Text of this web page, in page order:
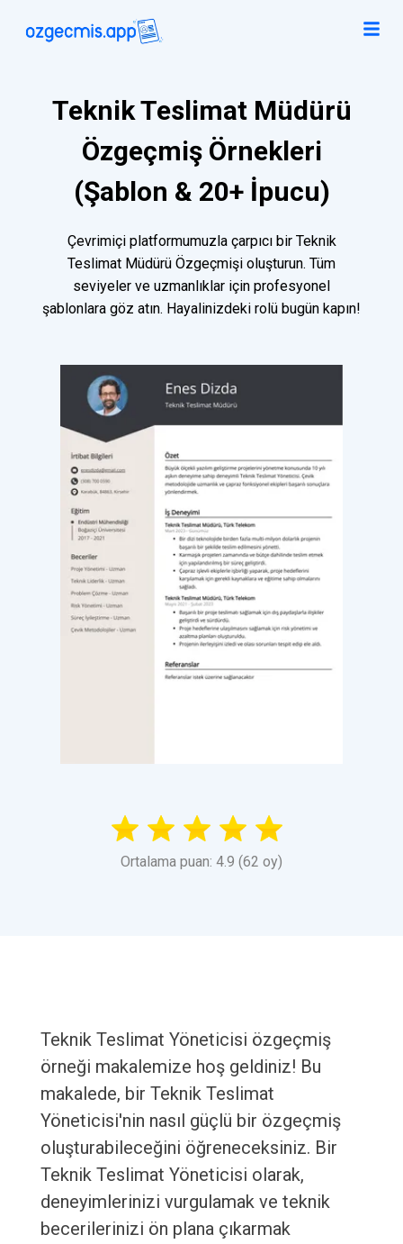
Teknik Teslimat Müdürü
Özgeçmiş Örnekleri
(Şablon & 20+ İpucu)
Çevrimiçi platformumuzla çarpıcı bir Teknik
Teslimat Müdürü Özgeçmişi oluşturun. Tüm
seviyeler ve uzmanlıklar için profesyonel
şablonlara göz atın. Hayalinizdeki rolü bugün kapın!
Ortalama puan: 4.9 (62 oy)
Teknik Teslimat Yöneticisi özgeçmiş
örneği makalemize hoş geldiniz! Bu
makalede, bir Teknik Teslimat
Yöneticisi'nin nasıl güçlü bir özgeçmiş
oluşturabileceğini öğreneceksiniz. Bir
Teknik Teslimat Yöneticisi olarak,
deneyimlerinizi vurgulamak ve teknik
becerilerinizi ön plana çıkarmak